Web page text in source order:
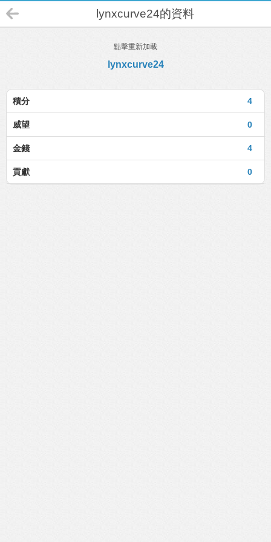
lynxcurve24的資料
點擊重新加載
lynxcurve24
4
積分
0
威望
4
金錢
0
貢獻